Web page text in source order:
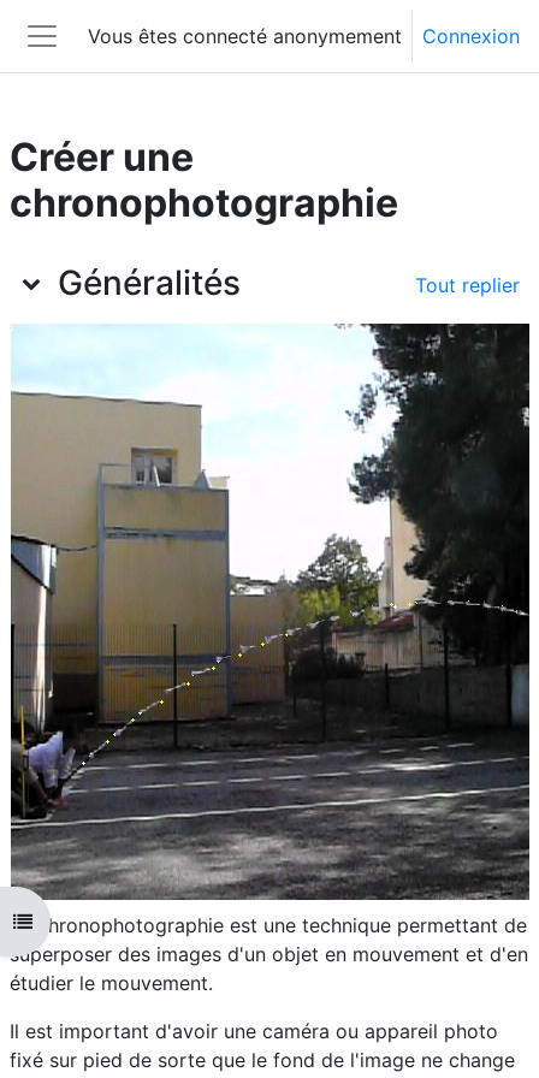
Panneau latéral
Vous êtes connecté anonymement Connexion
Ouvrir l'index du cours
Créer une
chronophotographie
Aperçu des sections
Généralités Tout replier
La chronophotographie est une technique permettant de
superposer des images d'un objet en mouvement et d'en
étudier le mouvement.
Il est important d'avoir une caméra ou appareil photo
fixé sur pied de sorte que le fond de l'image ne change